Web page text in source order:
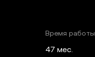
Время работы
47 мес.